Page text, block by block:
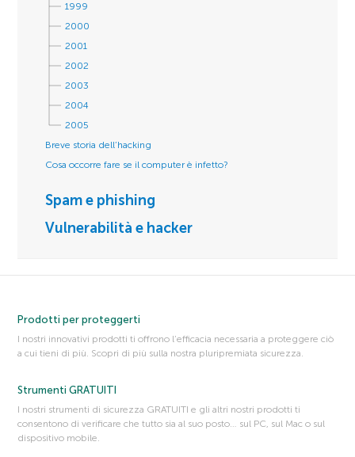
1999
2000
2001
2002
2003
2004
2005
Breve storia dell’hacking
Cosa occorre fare se il computer è infetto?
Spam e phishing
Vulnerabilità e hacker
Prodotti per proteggerti
I nostri innovativi prodotti ti offrono l’efficacia necessaria a proteggere ciò
a cui tieni di più. Scopri di più sulla nostra pluripremiata sicurezza.
Strumenti GRATUITI
I nostri strumenti di sicurezza GRATUITI e gli altri nostri prodotti ti
consentono di verificare che tutto sia al suo posto… sul PC, sul Mac o sul
dispositivo mobile.